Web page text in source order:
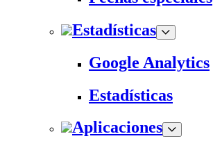
Estadísticas
Google Analytics
Estadísticas
Aplicaciones